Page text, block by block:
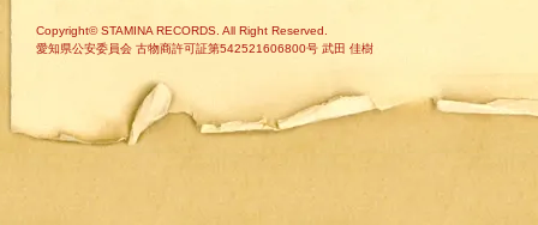
Copyright© STAMINA RECORDS. All Right Reserved.
愛知県公安委員会 古物商許可証第542521606800号 武田 佳樹